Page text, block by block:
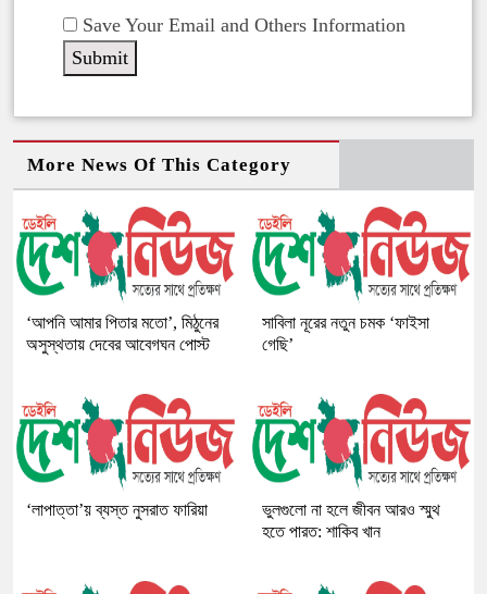
Save Your Email and Others Information
More News Of This Category
‘আপনি আমার পিতার মতো’, মিঠুনের
অসুস্থতায় দেবের আবেগঘন পোস্ট
সাবিলা নূরের নতুন চমক ‘ফাইসা
গেছি’
‘লাপাত্তা’য় ব্যস্ত নুসরাত ফারিয়া
ভুলগুলো না হলে জীবন আরও স্মুথ
হতে পারত: শাকিব খান